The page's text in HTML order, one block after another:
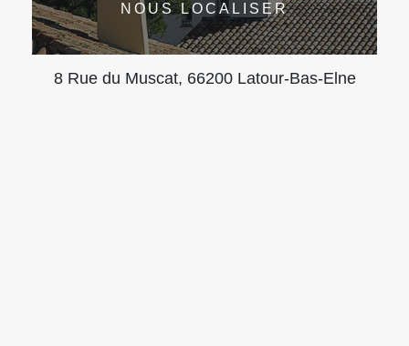
NOUS LOCALISER
8 Rue du Muscat, 66200 Latour-Bas-Elne